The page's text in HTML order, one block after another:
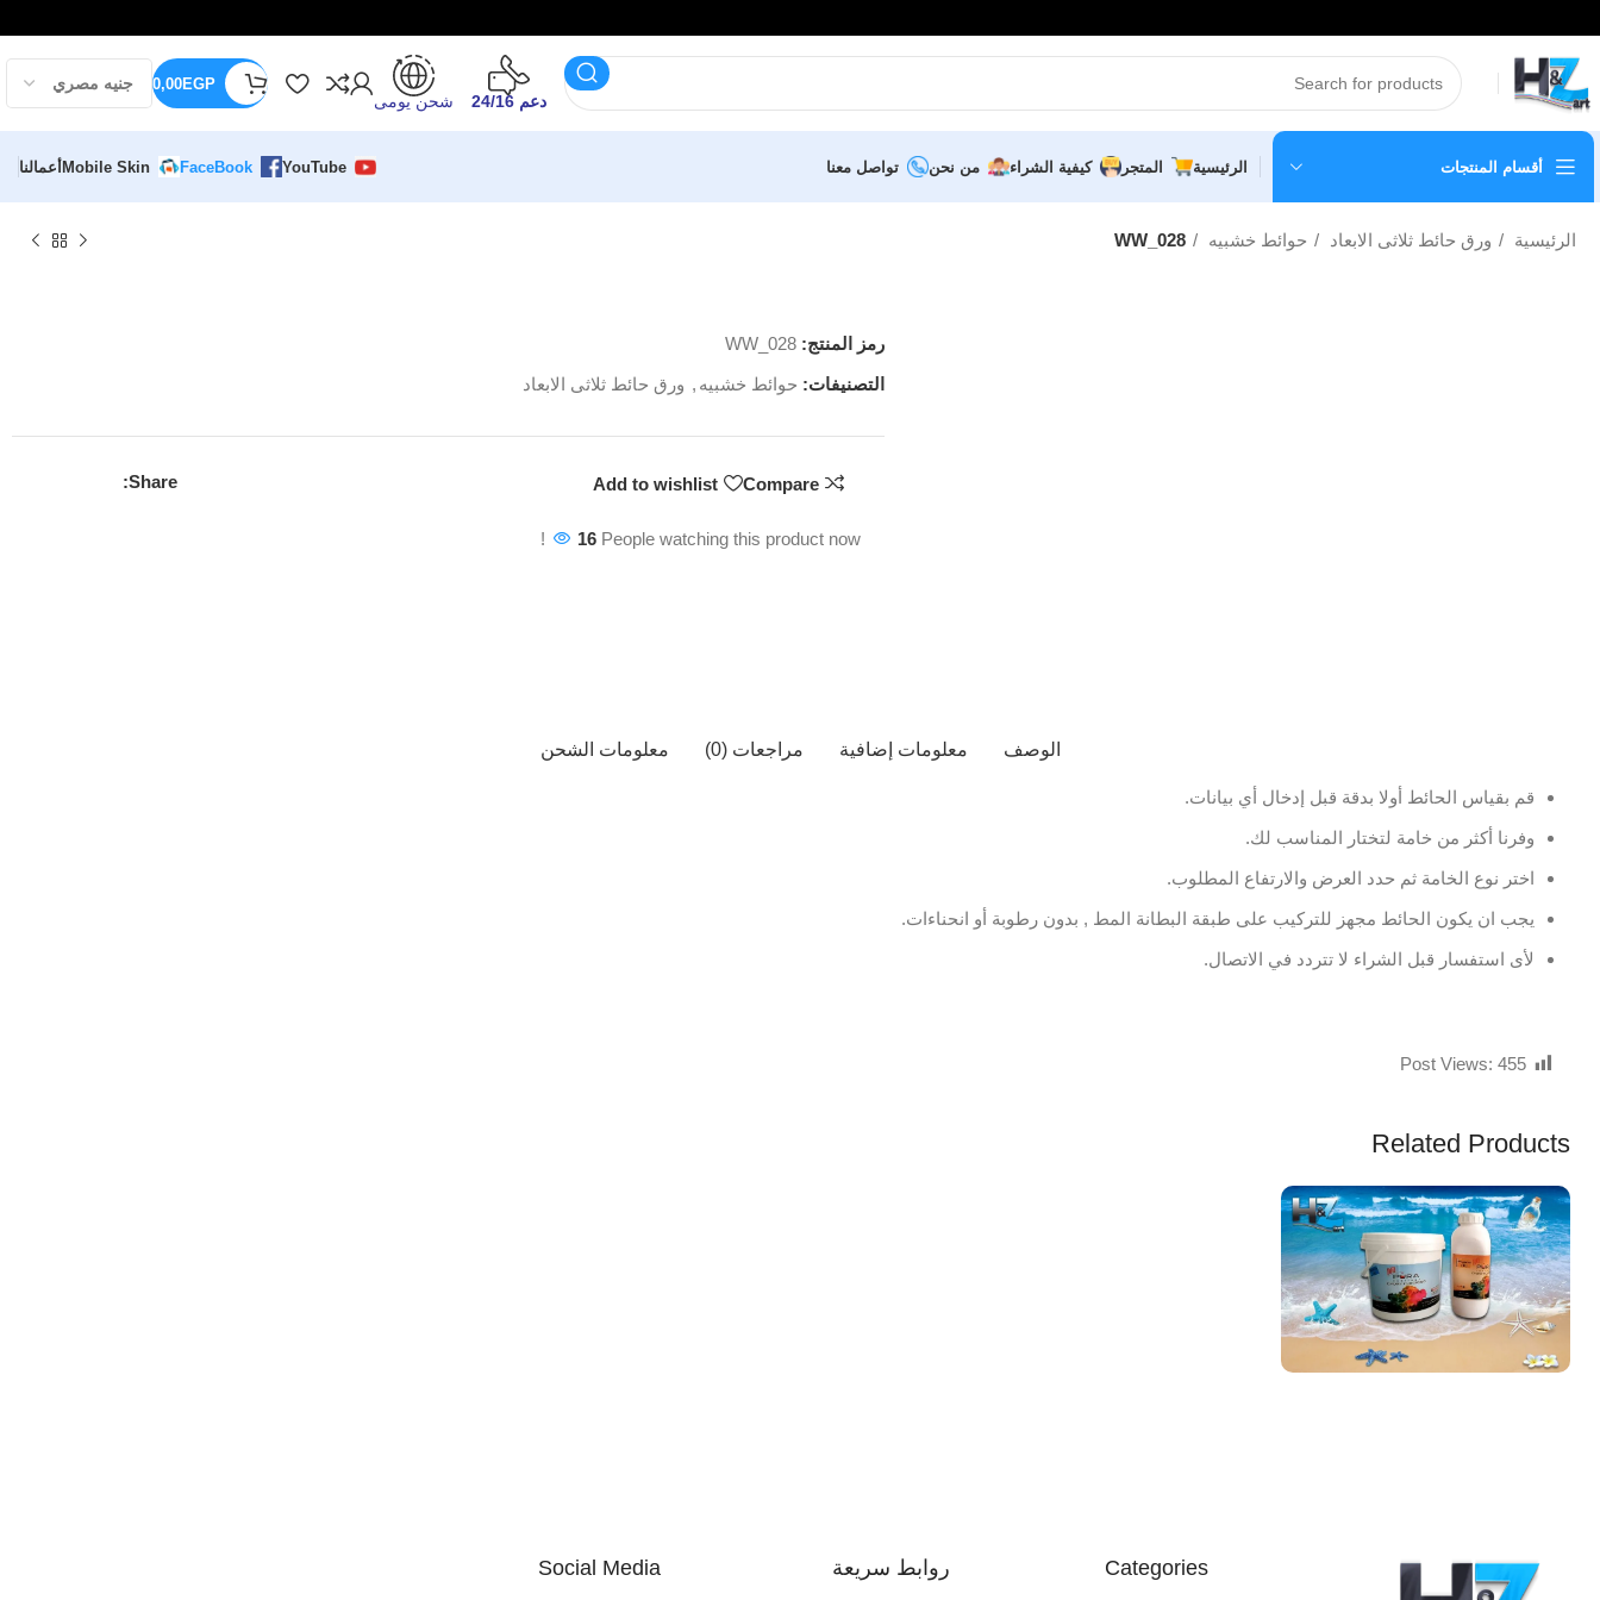
دعم 24/16 شحن يومى
0,00EGP
أقسام المنتجات الرئيسية المتجر كيفية الشراء من نحن تواصل معنا YouTube
FaceBook
Mobile Skinأعمالنا
الرئيسية ورق حائط ثلاثى الابعاد حوائط خشبيه WW_028
رمز المنتج: WW_028
التصنيفات: حوائط خشبيه , ورق حائط ثلاثى الابعاد
Compare
Add to wishlist
Share:
16 People watching this product now!
الوصف معلومات إضافية مراجعات (0) معلومات الشحن
قم بقياس الحائط أولا بدقة قبل إدخال أي بيانات.
وفرنا أكثر من خامة لتختار المناسب لك.
اختر نوع الخامة ثم حدد العرض والارتفاع المطلوب.
يجب ان يكون الحائط مجهز للتركيب على طبقة البطانة المط , بدون رطوبة أو انحناءات.
لأى استفسار قبل الشراء لا تتردد في الاتصال.
Post Views: 455
Related Products
Categories روابط سريعة Social Media